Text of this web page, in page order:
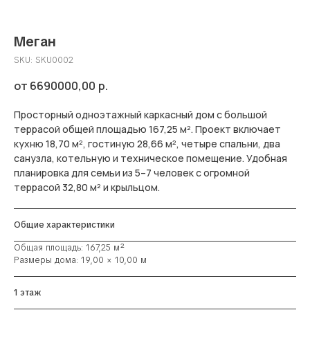
Меган
SKU: SKU0002
6690000,00 р.
Просторный одноэтажный каркасный дом с большой
террасой общей площадью 167,25 м². Проект включает
кухню 18,70 м², гостиную 28,66 м², четыре спальни, два
санузла, котельную и техническое помещение. Удобная
планировка для семьи из 5–7 человек с огромной
террасой 32,80 м² и крыльцом.
Общие характеристики
Общая площадь: 167,25 м²
Размеры дома: 19,00 × 10,00 м
1 этаж